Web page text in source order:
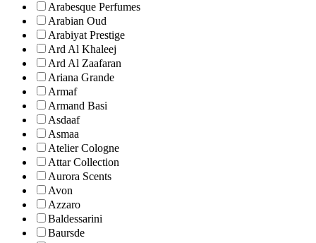
Arabesque Perfumes
Arabian Oud
Arabiyat Prestige
Ard Al Khaleej
Ard Al Zaafaran
Ariana Grande
Armaf
Armand Basi
Asdaaf
Asmaa
Atelier Cologne
Attar Collection
Aurora Scents
Avon
Azzaro
Baldessarini
Baursde